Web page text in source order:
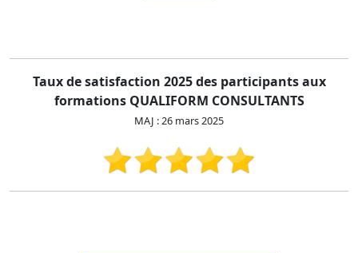
Taux de satisfaction 2025 des participants aux
formations QUALIFORM CONSULTANTS
MAJ : 26 mars 2025